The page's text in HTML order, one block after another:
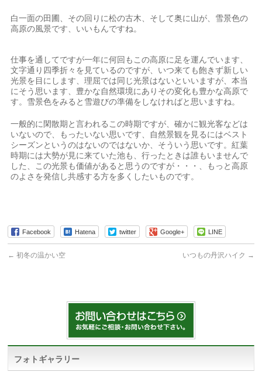
白一面の田圃、その回りに松の古木、そして奥に山が、雪景色の
高原の風景です、いいもんですね。
仕事を通してですが一年に何回もこの高原に足を運んでいます、
文字通り四季折々を見ているのですが、いつ来ても飽きず新しい
光景を目にします、理屈では同じ光景はないといいますが、本当
にそう思います、豊かな自然環境にありその変化も豊かな高原で
す。雪景色をみると雪遊びの準備をしなければと思いますね。
一般的に閑散期と言われるこの時期ですが、確かに観光客などは
いないので、もったいない思いです、自然景観を見るにはベスト
シーズンというのはないのではないか、そういう思いです。紅葉
時期には大勢が見に来ていた池も、行ったときは誰もいませんで
した、この光景も価値があると思うのですが・・・、もっと高原
のよさを発信し共感する方を多くしたいものです。
Facebook Hatena twitter Google+ LINE
← 初冬の温かい空 いつもの丹沢ハイク →
フォトギャラリー